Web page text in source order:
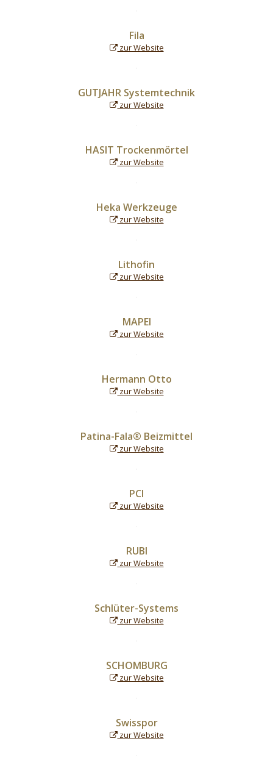
Fila
zur Website
GUTJAHR Systemtechnik
zur Website
HASIT Trockenmörtel
zur Website
Heka Werkzeuge
zur Website
Lithofin
zur Website
MAPEI
zur Website
Hermann Otto
zur Website
Patina-Fala® Beizmittel
zur Website
PCI
zur Website
RUBI
zur Website
Schlüter-Systems
zur Website
SCHOMBURG
zur Website
Swisspor
zur Website